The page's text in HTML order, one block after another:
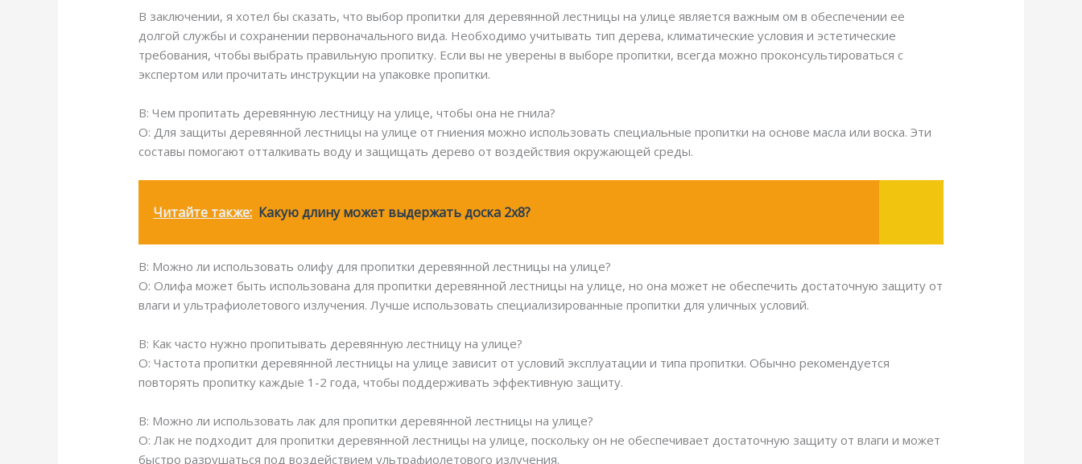
В заключении, я хотел бы сказать, что выбор пропитки для деревянной лестницы на улице является важным ом в обеспечении ее
долгой службы и сохранении первоначального вида. Необходимо учитывать тип дерева, климатические условия и эстетические
требования, чтобы выбрать правильную пропитку. Если вы не уверены в выборе пропитки, всегда можно проконсультироваться с
экспертом или прочитать инструкции на упаковке пропитки.
В: Чем пропитать деревянную лестницу на улице, чтобы она не гнила?
О: Для защиты деревянной лестницы на улице от гниения можно использовать специальные пропитки на основе масла или воска. Эти
составы помогают отталкивать воду и защищать дерево от воздействия окружающей среды.
Читайте также: Какую длину может выдержать доска 2x8?
В: Можно ли использовать олифу для пропитки деревянной лестницы на улице?
О: Олифа может быть использована для пропитки деревянной лестницы на улице, но она может не обеспечить достаточную защиту от
влаги и ультрафиолетового излучения. Лучше использовать специализированные пропитки для уличных условий.
В: Как часто нужно пропитывать деревянную лестницу на улице?
О: Частота пропитки деревянной лестницы на улице зависит от условий эксплуатации и типа пропитки. Обычно рекомендуется
повторять пропитку каждые 1-2 года, чтобы поддерживать эффективную защиту.
В: Можно ли использовать лак для пропитки деревянной лестницы на улице?
О: Лак не подходит для пропитки деревянной лестницы на улице, поскольку он не обеспечивает достаточную защиту от влаги и может
быстро разрушаться под воздействием ультрафиолетового излучения.